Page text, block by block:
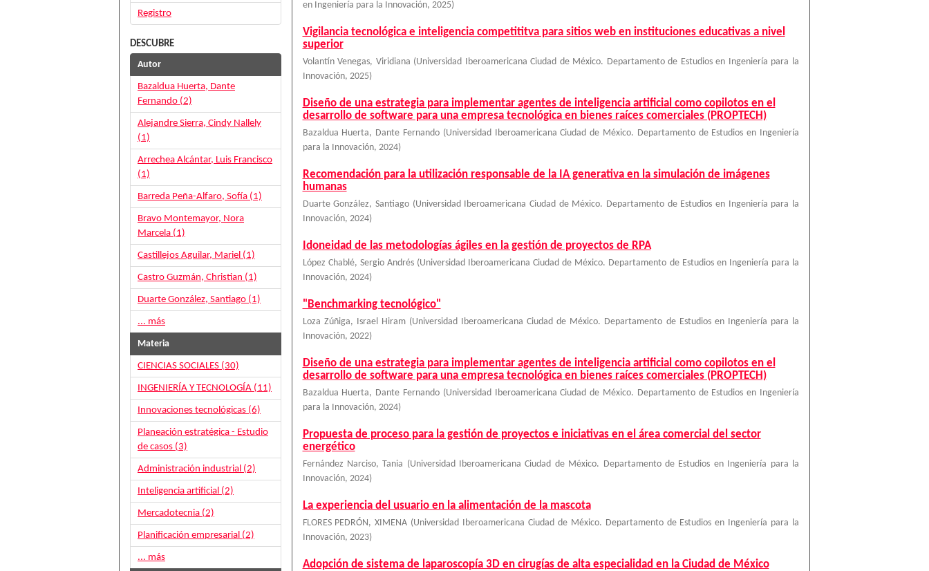
en Ingeniería para la Innovación, 2025)
Vigilancia tecnológica e inteligencia competititva para sitios web en instituciones educativas a nivel
superior
Volantín Venegas, Viridiana (Universidad Iberoamericana Ciudad de México. Departamento de Estudios en Ingeniería para la
Innovación, 2025)
Diseño de una estrategia para implementar agentes de inteligencia artificial como copilotos en el
desarrollo de software para una empresa tecnológica en bienes raíces comerciales (PROPTECH)
Bazaldua Huerta, Dante Fernando (Universidad Iberoamericana Ciudad de México. Departamento de Estudios en Ingeniería
para la Innovación, 2024)
Recomendación para la utilización responsable de la IA generativa en la simulación de imágenes
humanas
Duarte González, Santiago (Universidad Iberoamericana Ciudad de México. Departamento de Estudios en Ingeniería para la
Innovación, 2024)
Idoneidad de las metodologías ágiles en la gestión de proyectos de RPA
López Chablé, Sergio Andrés (Universidad Iberoamericana Ciudad de México. Departamento de Estudios en Ingeniería para la
Innovación, 2024)
"Benchmarking tecnológico"
Loza Zúñiga, Israel Hiram (Universidad Iberoamericana Ciudad de México. Departamento de Estudios en Ingeniería para la
Innovación, 2022)
Diseño de una estrategia para implementar agentes de inteligencia artificial como copilotos en el
desarrollo de software para una empresa tecnológica en bienes raíces comerciales (PROPTECH)
Bazaldua Huerta, Dante Fernando (Universidad Iberoamericana Ciudad de México. Departamento de Estudios en Ingeniería
para la Innovación, 2024)
Propuesta de proceso para la gestión de proyectos e iniciativas en el área comercial del sector
energético
Fernández Narciso, Tania (Universidad Iberoamericana Ciudad de México. Departamento de Estudios en Ingeniería para la
Innovación, 2024)
La experiencia del usuario en la alimentación de la mascota
FLORES PEDRÓN, XIMENA (Universidad Iberoamericana Ciudad de México. Departamento de Estudios en Ingeniería para la
Innovación, 2023)
Adopción de sistema de laparoscopía 3D en cirugías de alta especialidad en la Ciudad de México
Registro
DESCUBRE
Autor
Bazaldua Huerta, Dante
Fernando (2)
Alejandre Sierra, Cindy Nallely
(1)
Arrechea Alcántar, Luis Francisco
(1)
Barreda Peña-Alfaro, Sofía (1)
Bravo Montemayor, Nora
Marcela (1)
Castillejos Aguilar, Mariel (1)
Castro Guzmán, Christian (1)
Duarte González, Santiago (1)
... más
Materia
CIENCIAS SOCIALES (30)
INGENIERÍA Y TECNOLOGÍA (11)
Innovaciones tecnológicas (6)
Planeación estratégica - Estudio
de casos (3)
Administración industrial (2)
Inteligencia artificial (2)
Mercadotecnia (2)
Planificación empresarial (2)
... más